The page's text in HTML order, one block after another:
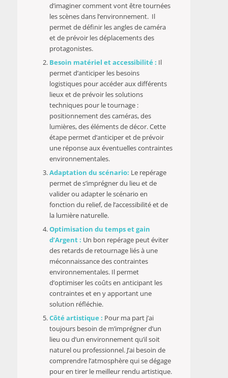
d’imaginer comment vont être tournées
les scènes dans l’environnement. Il
permet de définir les angles de caméra
et de prévoir les déplacements des
protagonistes.
Besoin matériel et accessibilité : Il
permet d’anticiper les besoins
logistiques pour accéder aux différents
lieux et de prévoir les solutions
techniques pour le tournage :
positionnement des caméras, des
lumières, des éléments de décor. Cette
étape permet d’anticiper et de prévoir
une réponse aux éventuelles contraintes
environnementales.
Adaptation du scénario: Le repérage
permet de s’imprégner du lieu et de
valider ou adapter le scénario en
fonction du relief, de l’accessibilité et de
la lumière naturelle.
Optimisation du temps et gain
d’Argent : Un bon repérage peut éviter
des retards de retournage liés à une
méconnaissance des contraintes
environnementales. Il permet
d’optimiser les coûts en anticipant les
contraintes et en y apportant une
solution réfléchie.
Côté artistique : Pour ma part j’ai
toujours besoin de m’imprégner d’un
lieu ou d’un environnement qu’il soit
naturel ou professionnel. J’ai besoin de
comprendre l’atmosphère qui se dégage
pour en tirer le meilleur rendu artistique.